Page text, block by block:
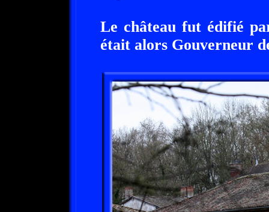
Le château fut édifié
était alors Gouverneur